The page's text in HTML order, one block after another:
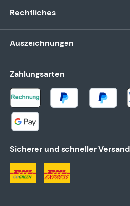
Rechtliches
Auszeichnungen
Zahlungsarten
Sicherer und schneller Versand